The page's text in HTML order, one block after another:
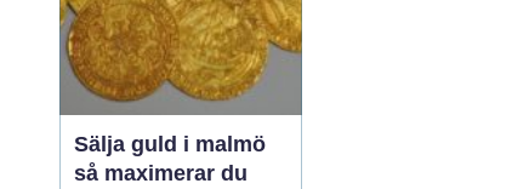
Sälja guld i malmö
så maximerar du